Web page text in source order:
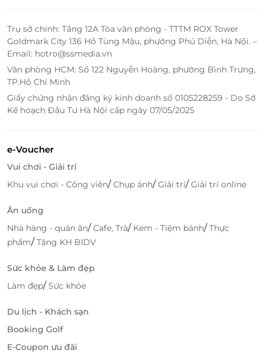
mọi trải nghiệm cao cấp
LifeLink là nền tảng hàng đầu trong lĩnh vực thương
mại điện tử dịch vụ, mang đến hàng ngàn
Mud Bathtrên LifeLink, bạn sẽ nhận được:
Ưu đãi giá tốt nhất
Thanh toán nhanh chóng
Trụ sở chính: Tầng 12A Tòa văn phòng - TTTM ROX Tower
Goldmark City 136 Hồ Tùng Mậu, phường Phú Diễn, Hà Nội. –
Email: hotro@ssmedia.vn
Văn phòng HCM: Số 122 Nguyễn Hoàng, phường Bình Trưng,
TP.Hồ Chí Minh
Giấy chứng nhận đăng ký kinh doanh số 0105228259 - Do Sở
Kế hoạch Đầu Tư Hà Nội cấp ngày 07/05/2025
e-Voucher
Vui chơi - Giải trí
Khu vui chơi - Công viên/Chụp ảnh/Giải trí/Giải trí online
Ăn uống
Nhà hàng - quán ăn/Cafe, Trà/ Kem - Tiệm bánh/Thực
phẩm/Tặng KH BIDV
Sức khỏe & Làm đẹp
Làm đẹp/Sức khỏe
Du lịch - Khách sạn
Booking Golf
E-Coupon ưu đãi